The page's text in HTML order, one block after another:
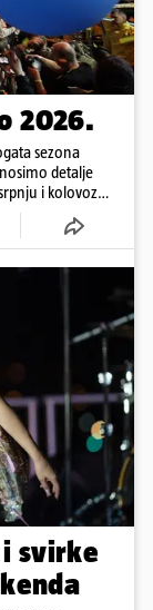
2026.
sezona
detalje
i kolovozu
svirke